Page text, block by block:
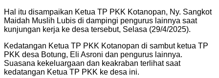
Hal itu disampaikan Ketua TP PKK Kotanopan, Ny. Sangkot
Maidah Muslih Lubis di dampingi pengurus lainnya saat
kunjungan kerja ke desa tersebut, Selasa (29/4/2025).
Kedatangan Ketua TP PKK Kotanopan di sambut ketua TP
PKK desa Botung, Eli Asroni dan pengurus lainnya.
Suasana kekeluargaan dan keakraban terlihat saat
kedatangan Ketua TP PKK ke desa ini.